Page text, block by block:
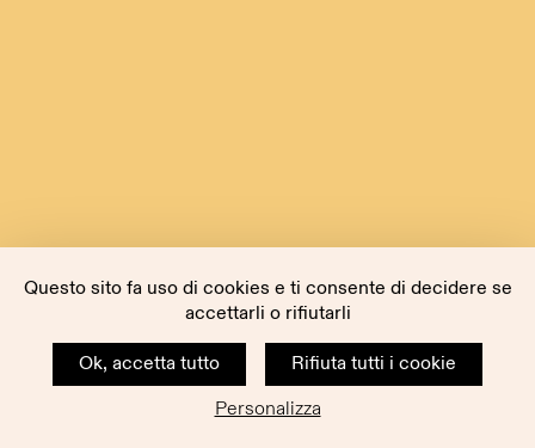
Questo sito fa uso di cookies e ti consente di decidere se
accettarli o rifiutarli
Ok, accetta tutto
Rifiuta tutti i cookie
Personalizza